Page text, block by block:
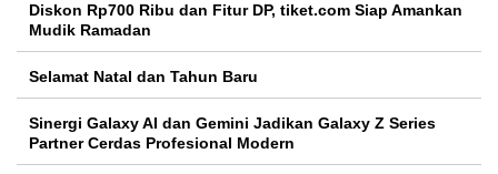
Diskon Rp700 Ribu dan Fitur DP, tiket.com Siap Amankan
Mudik Ramadan
Selamat Natal dan Tahun Baru
Sinergi Galaxy AI dan Gemini Jadikan Galaxy Z Series
Partner Cerdas Profesional Modern